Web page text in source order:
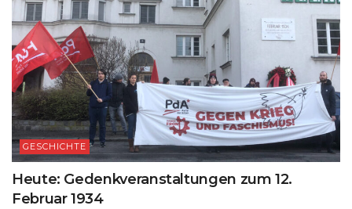
GESCHICHTE
Heute: Gedenkveranstaltungen zum 12.
Februar 1934